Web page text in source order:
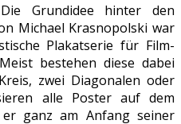
Die Grundidee hinter den
Michael Krasnopolski war
Plakatserie für Film-
bestehen diese dabei
zwei Diagonalen oder
alle Poster auf dem
er ganz am Anfang seiner